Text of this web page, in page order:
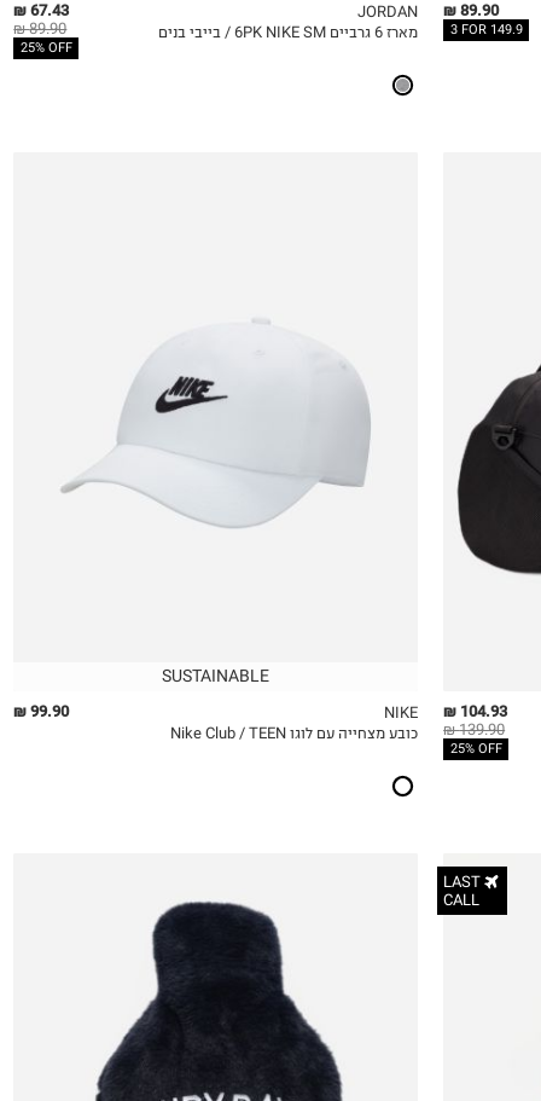
89.90 ₪
3 FOR 149.9
MY LIST
QUICKVIEW
67.43 ₪
89.90 ₪
25% OFF
JORDAN
מארז 6 גרביים 6PK NIKE SM / בייבי בנים
104.93 ₪
139.90 ₪
25% OFF
SUSTAINABLE
MY LIST
99.90 ₪
NIKE
כובע מצחייה עם לוגו Nike Club / TEEN
LAST
CALL